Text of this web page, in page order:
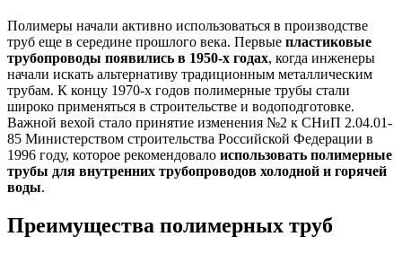
Полимеры начали активно использоваться в производстве
труб еще в середине прошлого века. Первые пластиковые
трубопроводы появились в 1950-х годах, когда инженеры
начали искать альтернативу традиционным металлическим
трубам. К концу 1970-х годов полимерные трубы стали
широко применяться в строительстве и водоподготовке.
Важной вехой стало принятие изменения №2 к СНиП 2.04.01-
85 Министерством строительства Российской Федерации в
1996 году, которое рекомендовало использовать полимерные
трубы для внутренних трубопроводов холодной и горячей
воды.
Преимущества полимерных труб